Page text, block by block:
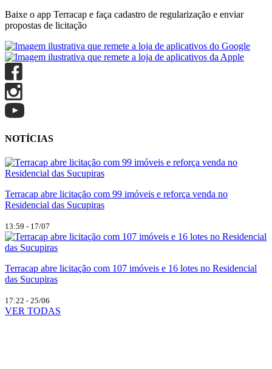
Baixe o app Terracap e faça cadastro de regularização e enviar
propostas de licitação
NOTÍCIAS
Terracap abre licitação com 99 imóveis e reforça venda no
Residencial das Sucupiras
13:59 - 17/07
Terracap abre licitação com 107 imóveis e 16 lotes no Residencial
das Sucupiras
17:22 - 25/06
VER TODAS